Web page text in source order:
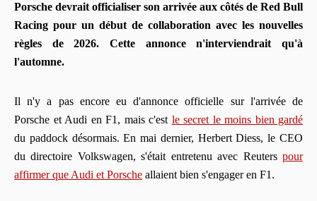
Porsche devrait officialiser son arrivée aux côtés de Red Bull
Racing pour un début de collaboration avec les nouvelles
règles de 2026. Cette annonce n'interviendrait qu'à
l'automne.
Il n'y a pas encore eu d'annonce officielle sur l'arrivée de
Porsche et Audi en F1, mais c'est le secret le moins bien gardé
du paddock désormais. En mai dernier, Herbert Diess, le CEO
du directoire Volkswagen, s'était entretenu avec Reuters pour
affirmer que Audi et Porsche allaient bien s'engager en F1.